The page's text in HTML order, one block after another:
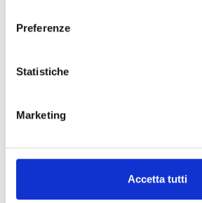
Preferenze
Statistiche
Marketing
Accetta tutti
Weitere
anfordern
KONTAKTIEREN